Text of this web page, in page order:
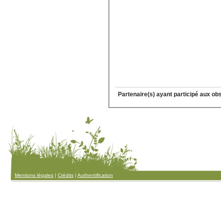
Partenaire(s) ayant participé aux
Mentions légales | Crédits | Authentification